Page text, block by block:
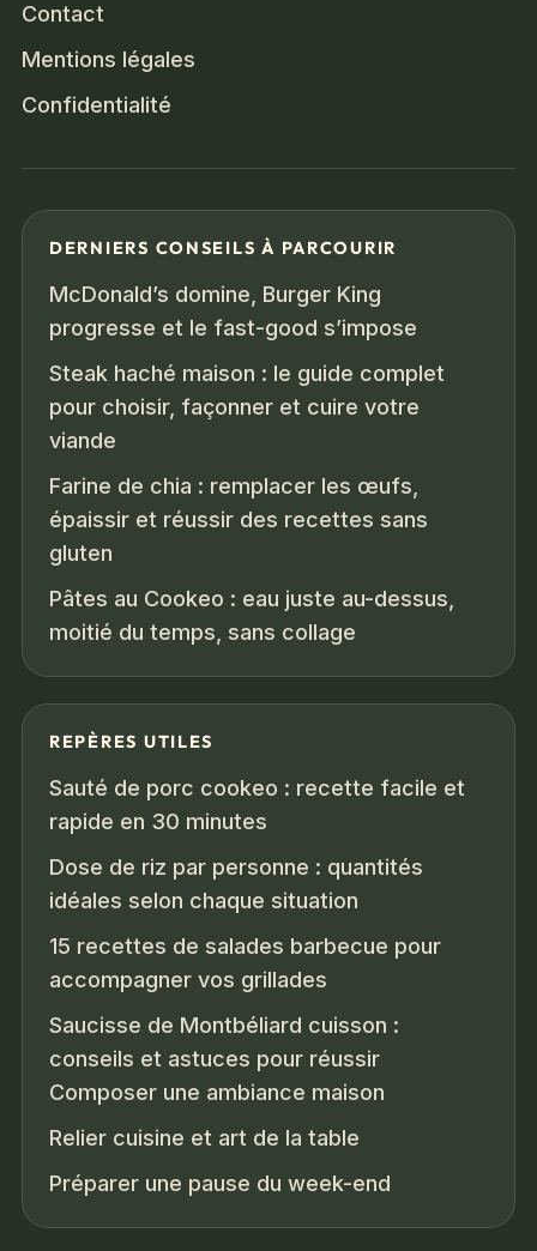
Contact
Mentions légales
Confidentialité
DERNIERS CONSEILS À PARCOURIR
McDonald’s domine, Burger King
progresse et le fast-good s’impose
Steak haché maison : le guide complet
pour choisir, façonner et cuire votre
viande
Farine de chia : remplacer les œufs,
épaissir et réussir des recettes sans
gluten
Pâtes au Cookeo : eau juste au-dessus,
moitié du temps, sans collage
REPÈRES UTILES
Sauté de porc cookeo : recette facile et
rapide en 30 minutes
Dose de riz par personne : quantités
idéales selon chaque situation
15 recettes de salades barbecue pour
accompagner vos grillades
Saucisse de Montbéliard cuisson :
conseils et astuces pour réussir
Composer une ambiance maison
Relier cuisine et art de la table
Préparer une pause du week-end